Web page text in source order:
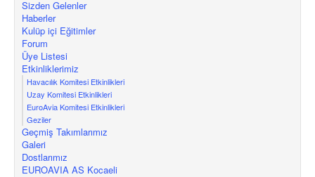
Sizden Gelenler
Haberler
Kulüp içi Eğitimler
Forum
Üye Listesi
Etkinliklerimiz
Havacılık Komitesi Etkinlikleri
Uzay Komitesi Etkinlikleri
EuroAvia Komitesi Etkinlikleri
Geziler
Geçmiş Takımlarımız
Galeri
Dostlarımız
EUROAVIA AS Kocaeli